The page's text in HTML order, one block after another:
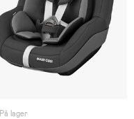
På lager